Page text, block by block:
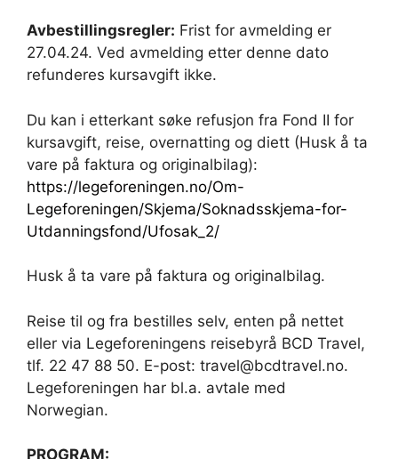
Avbestillingsregler: Frist for avmelding er
27.04.24. Ved avmelding etter denne dato
refunderes kursavgift ikke.
Du kan i etterkant søke refusjon fra Fond II for
kursavgift, reise, overnatting og diett (Husk å ta
vare på faktura og originalbilag):
https://legeforeningen.no/Om-
Legeforeningen/Skjema/Soknadsskjema-for-
Utdanningsfond/Ufosak_2/
Husk å ta vare på faktura og originalbilag.
Reise til og fra bestilles selv, enten på nettet
eller via Legeforeningens reisebyrå BCD Travel,
tlf. 22 47 88 50. E-post: travel@bcdtravel.no.
Legeforeningen har bl.a. avtale med
Norwegian.
PROGRAM: